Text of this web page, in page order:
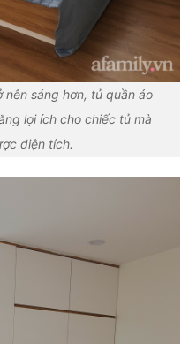
sáng hơn, tủ quần áo
lợi ích cho chiếc tủ mà
diện tích.